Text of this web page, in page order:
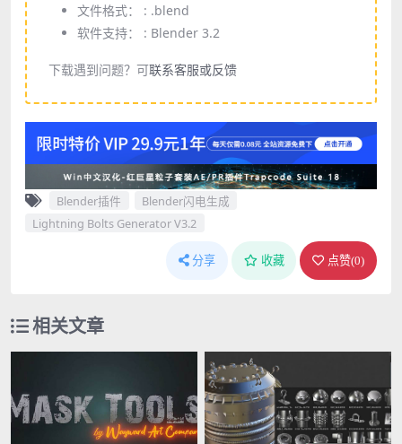
文件格式： : .blend
软件支持： : Blender 3.2
下载遇到问题？可联系客服或反馈
Blender插件
Blender闪电生成
Lightning Bolts Generator V3.2
分享 收藏 点赞(0)
相关文章